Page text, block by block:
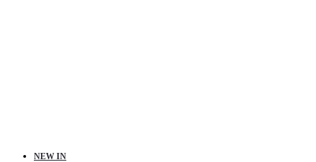
NEW IN